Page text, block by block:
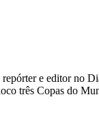
e editor no
três Copas do